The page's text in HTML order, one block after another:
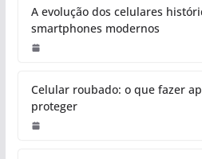
A evolução dos celulares
smartphones modernos
Celular roubado: o que fazer
proteger